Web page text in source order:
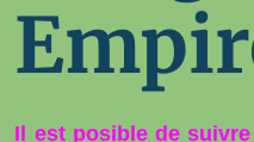
Il est posible de